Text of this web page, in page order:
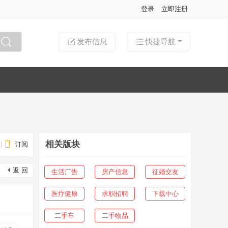
登录 立即注册
快捷导航
发布信息
订阅
返 回
相关版块
生活广告 房产信息 征婚交友
医疗健康 求职招聘 下载中心
二手车 二手物品